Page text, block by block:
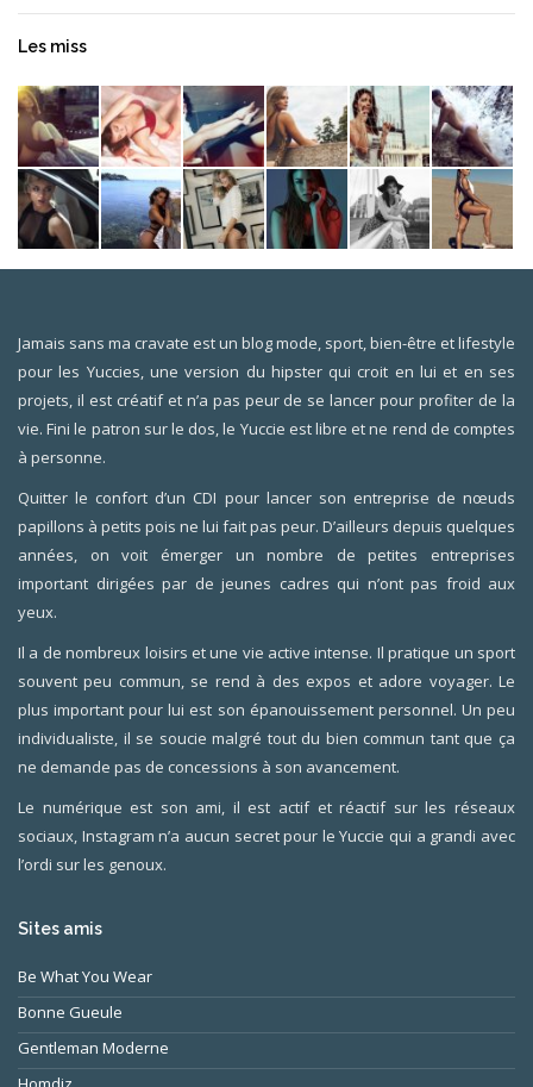
Les miss
Jamais sans ma cravate est un blog mode, sport, bien-être et lifestyle
pour les Yuccies, une version du hipster qui croit en lui et en ses
projets, il est créatif et n’a pas peur de se lancer pour profiter de la
vie. Fini le patron sur le dos, le Yuccie est libre et ne rend de comptes
à personne.
Quitter le confort d’un CDI pour lancer son entreprise de nœuds
papillons à petits pois ne lui fait pas peur. D’ailleurs depuis quelques
années, on voit émerger un nombre de petites entreprises
important dirigées par de jeunes cadres qui n’ont pas froid aux
yeux.
Il a de nombreux loisirs et une vie active intense. Il pratique un sport
souvent peu commun, se rend à des expos et adore voyager. Le
plus important pour lui est son épanouissement personnel. Un peu
individualiste, il se soucie malgré tout du bien commun tant que ça
ne demande pas de concessions à son avancement.
Le numérique est son ami, il est actif et réactif sur les réseaux
sociaux, Instagram n’a aucun secret pour le Yuccie qui a grandi avec
l’ordi sur les genoux.
Sites amis
Be What You Wear
Bonne Gueule
Gentleman Moderne